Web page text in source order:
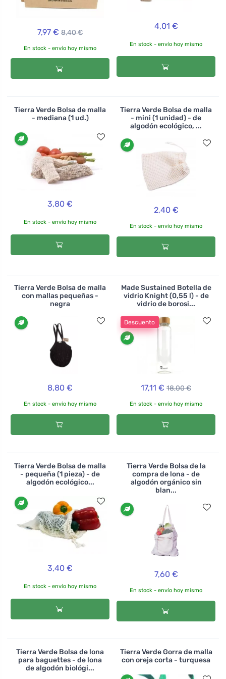
7,97 € 8,40 €
En stock - envío hoy mismo
4,01 €
En stock - envío hoy mismo
Tierra Verde Bolsa de malla
- mediana (1 ud.)
3,80 €
En stock - envío hoy mismo
Tierra Verde Bolsa de malla
- mini (1 unidad) - de
algodón ecológico, ...
2,40 €
En stock - envío hoy mismo
Tierra Verde Bolsa de malla
con mallas pequeñas -
negra
8,80 €
En stock - envío hoy mismo
Made Sustained Botella de
vidrio Knight (0,55 l) - de
vidrio de borosi...
Descuento
17,11 € 18,00 €
En stock - envío hoy mismo
Tierra Verde Bolsa de malla
- pequeña (1 pieza) - de
algodón ecológico...
3,40 €
En stock - envío hoy mismo
Tierra Verde Bolsa de la
compra de lona - de
algodón orgánico sin
blan...
7,60 €
En stock - envío hoy mismo
Tierra Verde Bolsa de lona
para baguettes - de lona
de algodón biológi...
Tierra Verde Gorra de malla
con oreja corta - turquesa